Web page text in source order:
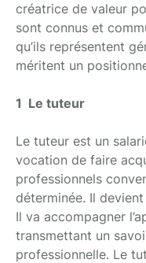
créatrice de valeur
sont connus et
qu’ils représentent
méritent un
1 Le tuteur
Le tuteur est un
vocation de faire
professionnels
déterminée. Il
Il va accompagner
transmettant un
professionnelle. Le